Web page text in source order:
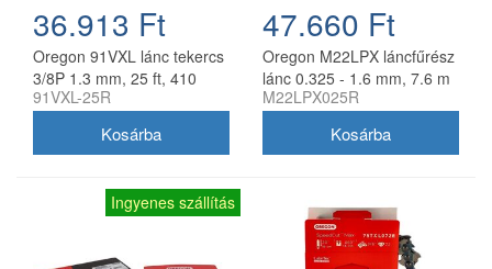
36.913 Ft
Oregon 91VXL lánc tekercs
3/8P 1.3 mm, 25 ft, 410
szem
91VXL-25R
47.660 Ft
Oregon M22LPX láncfűrész
lánc 0.325 - 1.6 mm, 7.6 m
tekercs
M22LPX025R
Ingyenes szállítás